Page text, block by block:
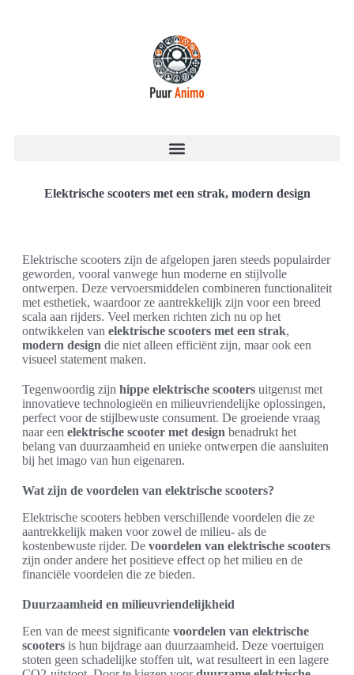
Elektrische scooters met een strak, modern design
Elektrische scooters zijn de afgelopen jaren steeds populairder
geworden, vooral vanwege hun moderne en stijlvolle
ontwerpen. Deze vervoersmiddelen combineren functionaliteit
met esthetiek, waardoor ze aantrekkelijk zijn voor een breed
scala aan rijders. Veel merken richten zich nu op het
ontwikkelen van elektrische scooters met een strak,
modern design die niet alleen efficiënt zijn, maar ook een
visueel statement maken.
Tegenwoordig zijn hippe elektrische scooters uitgerust met
innovatieve technologieën en milieuvriendelijke oplossingen,
perfect voor de stijlbewuste consument. De groeiende vraag
naar een elektrische scooter met design benadrukt het
belang van duurzaamheid en unieke ontwerpen die aansluiten
bij het imago van hun eigenaren.
Wat zijn de voordelen van elektrische scooters?
Elektrische scooters hebben verschillende voordelen die ze
aantrekkelijk maken voor zowel de milieu- als de
kostenbewuste rijder. De voordelen van elektrische scooters
zijn onder andere het positieve effect op het milieu en de
financiële voordelen die ze bieden.
Duurzaamheid en milieuvriendelijkheid
Een van de meest significante voordelen van elektrische
scooters is hun bijdrage aan duurzaamheid. Deze voertuigen
stoten geen schadelijke stoffen uit, wat resulteert in een lagere